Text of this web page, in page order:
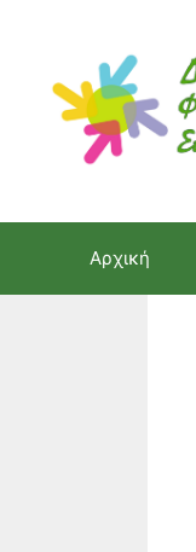
περιεχόμενο
Αρχική